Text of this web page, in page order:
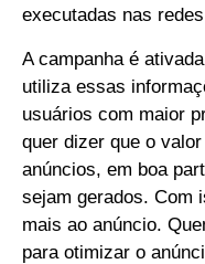
executadas nas
A campanha é
utiliza essas
usuários com maior
quer dizer que o
anúncios, em boa
sejam gerados. Com
mais ao anúncio.
para otimizar o